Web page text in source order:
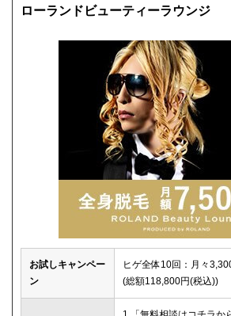
ローランドビューティーラウンジ
お試しキャンペー
ン
ヒゲ全体10回：月々
(総額118,800円(税込))